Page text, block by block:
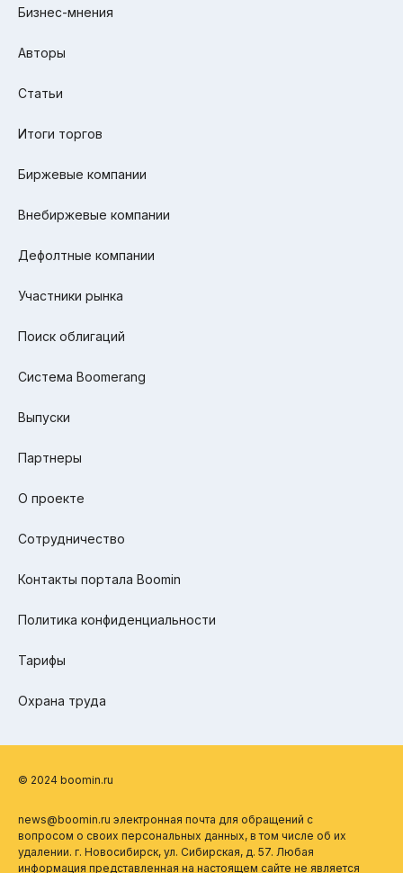
Бизнес-мнения
Авторы
Статьи
Итоги торгов
Биржевые компании
Внебиржевые компании
Дефолтные компании
Участники рынка
Поиск облигаций
Система Boomerang
Выпуски
Партнеры
О проекте
Сотрудничество
Контакты портала Boomin
Политика конфиденциальности
Тарифы
Охрана труда
© 2024 boomin.ru
news@boomin.ru электронная почта для обращений с
вопросом о своих персональных данных, в том числе об их
удалении. г. Новосибирск, ул. Сибирская, д. 57. Любая
информация представленная на настоящем сайте не является